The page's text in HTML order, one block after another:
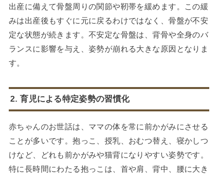
出産に備えて骨盤周りの関節や靭帯を緩めます。この緩
みは出産後もすぐに元に戻るわけではなく、骨盤が不安
定な状態が続きます。不安定な骨盤は、背骨や全身のバ
ランスに影響を与え、姿勢が崩れる大きな原因となりま
す。
2. 育児による特定姿勢の習慣化
赤ちゃんのお世話は、ママの体を常に前かがみにさせる
ことが多いです。抱っこ、授乳、おむつ替え、寝かしつ
けなど、どれも前かがみや猫背になりやすい姿勢です。
特に長時間にわたる抱っこは、首や肩、背中、腰に大き